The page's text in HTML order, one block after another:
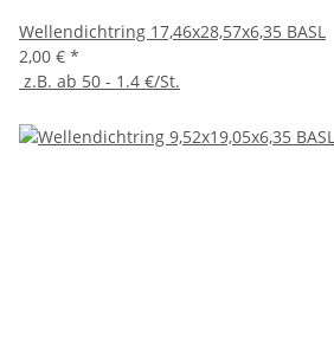
Wellendichtring 17,46x28,57x6,35 BASL
2,00 € *
z.B. ab 50 - 1.4 €/St.